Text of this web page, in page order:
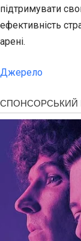
підтримувати
ефективність
арені.
Джерело